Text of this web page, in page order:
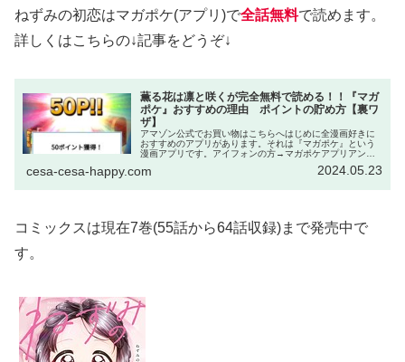
ねずみの初恋はマガポケ(アプリ)で全話無料で読めます。
詳しくはこちらの↓記事をどうぞ↓
薫る花は凛と咲くが完全無料で読める！！『マガ
ポケ』おすすめの理由 ポイントの貯め方【裏ワ
ザ】
アマゾン公式でお買い物はこちらへはじめに全漫画好きに
おすすめのアプリがあります。それは『マガポケ』という
漫画アプリです。アイフォンの方→マガポケアプリアンド
ン公式無料漫画アプリ このアプ...
cesa-cesa-happy.com 2024.05.23
コミックスは現在7巻(55話から64話収録)まで発売中で
す。